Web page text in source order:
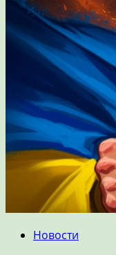
Новости